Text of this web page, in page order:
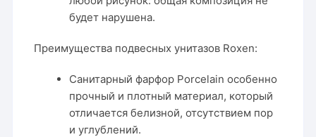
будет нарушена.
Преимущества подвесных унитазов Roxen:
Санитарный фарфор Porcelain особенно
прочный и плотный материал, который
отличается белизной, отсутствием пор
и углублений.